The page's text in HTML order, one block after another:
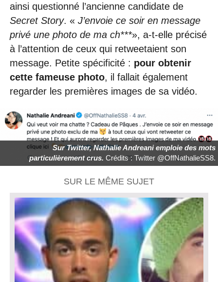
ainsi questionné l’ancienne candidate de
Secret Story. « J’envoie ce soir en message
privé une photo de ma ch***», a-t-elle précisé
à l’attention de ceux qui retweetaient son
message. Petite spécificité : pour obtenir
cette fameuse photo, il fallait également
regarder les premières images de sa vidéo.
Sur Twitter, Nathalie Andreani emploie des mots
particulièrement crus. Crédits : Twitter @OffNathalieSS8.
SUR LE MÊME SUJET